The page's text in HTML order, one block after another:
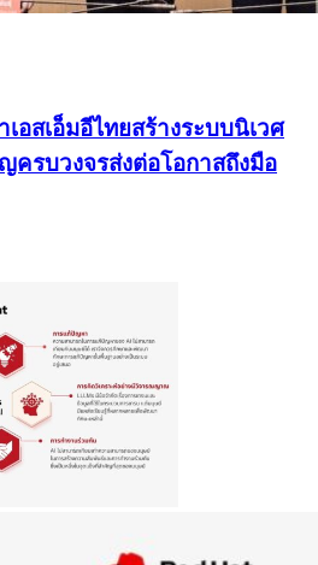
อสเอ็มอีไทยสร้างระบบนิเวศ
รบวงจรส่งต่อโอกาสถึงมือ